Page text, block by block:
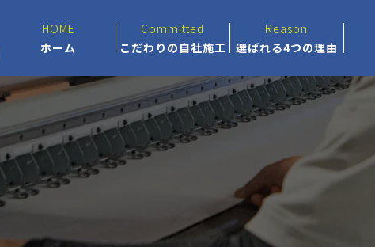
HOME
ホーム
Committed
こだわりの自社施工
Reason
選ばれる4つの理由